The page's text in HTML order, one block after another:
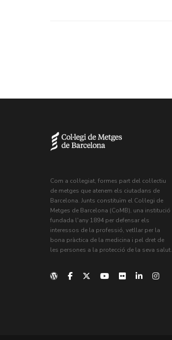
Com a col·legiat, formes part del col·lectiu
de metges que atenem els ciutadans de
Barcelona. Junts constituïm el Col·legi de
Metges de Barcelona (CoMB), una institució
fundada l'any 1894 per defensar els
interessos de la professió, vetllar per la
bona pràctica de la medicina i pel dret de
les persones a la protecció de la seva salut.